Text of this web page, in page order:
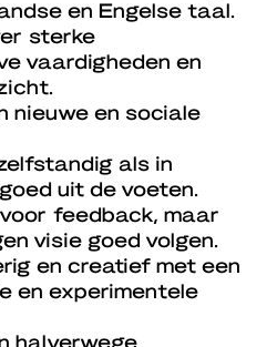
en Engelse taal.
sterke
vaardigheden en
nieuwe en sociale
als in
uit de voeten.
feedback, maar
visie goed volgen.
en creatief met een
en experimentele
halverwege